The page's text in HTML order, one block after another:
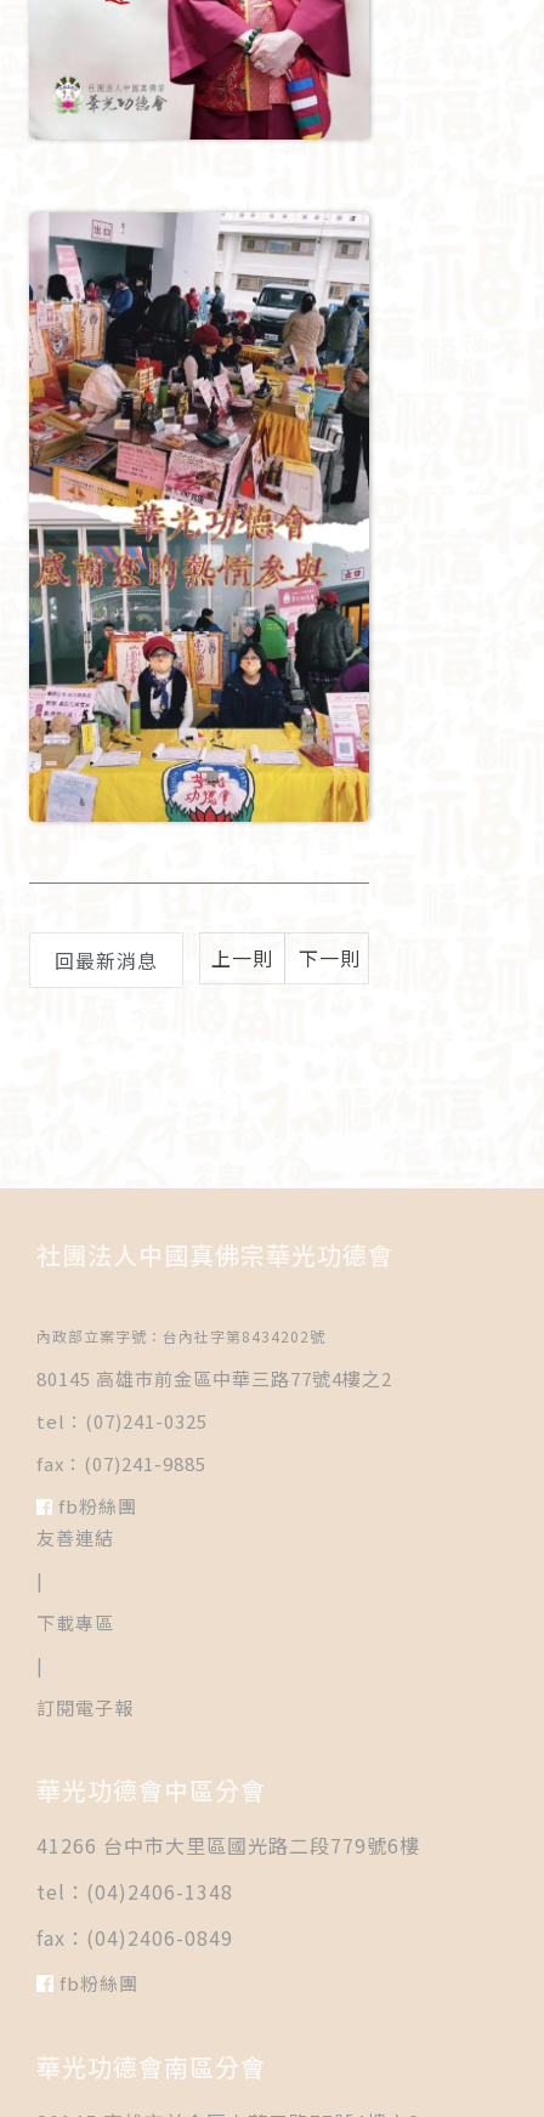
回最新消息 上一則 下一則
社團法人中國真佛宗華光功德會
內政部立案字號：台內社字第8434202號
80145 高雄市前金區中華三路77號4樓之2
tel：(07)241-0325
fax：(07)241-9885
fb粉絲團
友善連結
|
下載專區
|
訂閱電子報
華光功德會中區分會
41266 台中市大里區國光路二段779號6樓
tel：(04)2406-1348
fax：(04)2406-0849
fb粉絲團
華光功德會南區分會